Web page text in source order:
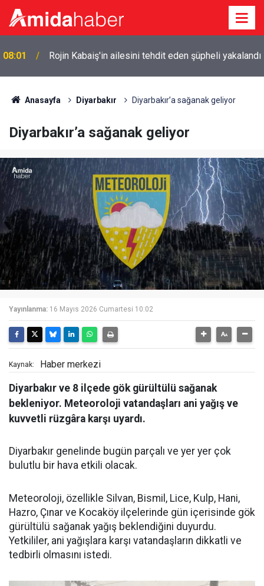
00:15 Kürtler anne-babalarını huzurevine gönderir mi?
Anasayfa Diyarbakır Diyarbakır’a sağanak geliyor
Diyarbakır’a sağanak geliyor
Yayınlanma: 16 Mayıs 2026 Cumartesi 10:02
Kaynak: Haber merkezi
Diyarbakır ve 8 ilçede gök gürültülü sağanak
bekleniyor. Meteoroloji vatandaşları ani yağış ve
kuvvetli rüzgâra karşı uyardı.
Diyarbakır genelinde bugün parçalı ve yer yer çok
bulutlu bir hava etkili olacak.
Meteoroloji, özellikle Silvan, Bismil, Lice, Kulp, Hani,
Hazro, Çınar ve Kocaköy ilçelerinde gün içerisinde gök
gürültülü sağanak yağış beklendiğini duyurdu.
Yetkililer, ani yağışlara karşı vatandaşların dikkatli ve
tedbirli olmasını istedi.